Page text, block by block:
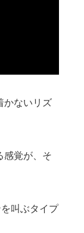
かないリズ
感覚が、そ
叫ぶタイプ